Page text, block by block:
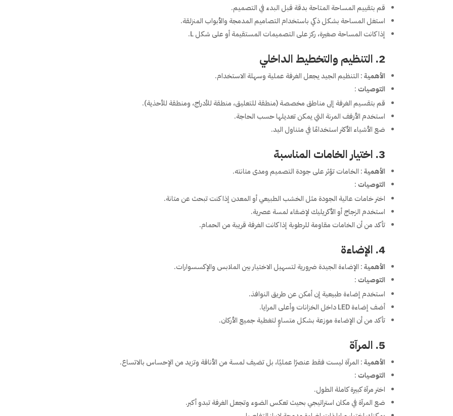
قم بتقييم المساحة المتاحة بدقة قبل البدء في التصميم.
استغل المساحة بشكل ذكي باستخدام التصاميم المدمجة والأبواب المنزلقة.
إذا كانت المساحة صغيرة، ركز على التصميمات المستقيمة أو على شكل L.
2. التنظيم والتخطيط الداخلي
الأهمية: التنظيم الجيد يجعل الغرفة عملية وسهلة الاستخدام.
التوصيات:
قم بتقسيم الغرفة إلى مناطق مخصصة (منطقة للتعليق، منطقة للأدراج، ومنطقة للأحذية).
استخدم الأرفف المرنة التي يمكن تعديلها حسب الحاجة.
ضع الأشياء الأكثر استخدامًا في متناول اليد.
3. اختيار الخامات المناسبة
الأهمية: الخامات تؤثر على جودة التصميم ومدى متانته.
التوصيات:
اختر خامات عالية الجودة مثل الخشب الطبيعي أو المعدن إذا كنت تبحث عن متانة.
استخدم الزجاج أو الأكريليك لإضفاء لمسة عصرية.
تأكد من أن الخامات مقاومة للرطوبة إذا كانت الغرفة قريبة من الحمام.
4. الإضاءة
الأهمية: الإضاءة الجيدة ضرورية لتسهيل الاختيار بين الملابس والإكسسوارات.
التوصيات:
استخدم إضاءة طبيعية إن أمكن عن طريق النوافذ.
أضف إضاءة LED داخل الخزانات وأعلى المرايا.
تأكد من أن الإضاءة موزعة بشكل متساوٍ لتغطية جميع الأركان.
5. المرآة
الأهمية: المرآة ليست فقط عنصرًا عمليًا، بل تضيف لمسة من الأناقة وتزيد من الإحساس بالاتساع.
التوصيات:
اختر مرآة كبيرة كاملة الطول.
ضع المرآة في مكان استراتيجي بحيث تعكس الضوء وتجعل الغرفة تبدو أكبر.